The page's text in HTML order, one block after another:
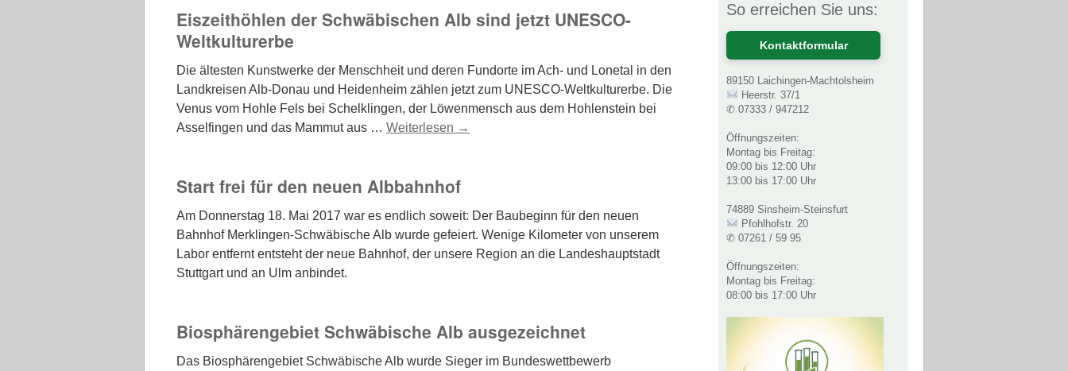
Eiszeithöhlen der Schwäbischen Alb sind jetzt UNESCO-
Weltkulturerbe
Die ältesten Kunstwerke der Menschheit und deren Fundorte im Ach- und Lonetal in den
Landkreisen Alb-Donau und Heidenheim zählen jetzt zum UNESCO-Weltkulturerbe. Die
Venus vom Hohle Fels bei Schelklingen, der Löwenmensch aus dem Hohlenstein bei
Asselfingen und das Mammut aus … Weiterlesen →
Start frei für den neuen Albbahnhof
Am Donnerstag 18. Mai 2017 war es endlich soweit: Der Baubeginn für den neuen
Bahnhof Merklingen-Schwäbische Alb wurde gefeiert. Wenige Kilometer von unserem
Labor entfernt entsteht der neue Bahnhof, der unsere Region an die Landeshauptstadt
Stuttgart und an Ulm anbindet.
Biosphärengebiet Schwäbische Alb ausgezeichnet
Das Biosphärengebiet Schwäbische Alb wurde Sieger im Bundeswettbewerb
So erreichen Sie uns:
Kontaktformular
89150 Laichingen-Machtolsheim
Heerstr. 37/1
✆ 07333 / 947212
Öffnungszeiten:
Montag bis Freitag:
09:00 bis 12:00 Uhr
13:00 bis 17:00 Uhr
74889 Sinsheim-Steinsfurt
Pfohlhofstr. 20
✆ 07261 / 59 95
Öffnungszeiten:
Montag bis Freitag:
08:00 bis 17:00 Uhr